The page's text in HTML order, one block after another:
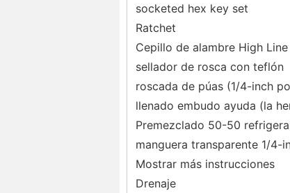
socketed hex key set
Ratchet
Cepillo de alambre High
sellador de rosca con teflón
roscada de púas (1/4-inch
llenado embudo ayuda (la
Premezclado 50-50
manguera transparente 1/4-
Mostrar más instrucciones
Drenaje